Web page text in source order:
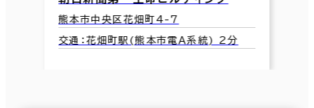
熊本市中央区花畑町4-7
交通：花畑町駅(熊本市電Ａ系統) 2分